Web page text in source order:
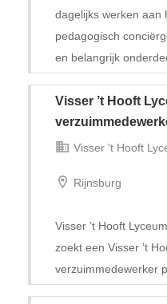
Tijdelijk met uitzicht
dagelijks werken aan
pedagogisch
en belangrijk
Visser ’t Hooft
Visser 't Hooft
Rijnsburg
Visser ’t Hooft
zoekt een Visser ’t
verzuimmedewerker